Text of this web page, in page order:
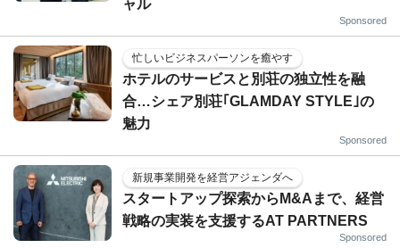
ャル
Sponsored
忙しいビジネスパーソンを癒やす
ホテルのサービスと別荘の独立性を融
合…シェア別荘｢GLAMDAY STYLE｣の
魅力
Sponsored
新規事業開発を経営アジェンダへ
スタートアップ探索からM&Aまで、経営
戦略の実装を支援するAT PARTNERS
Sponsored